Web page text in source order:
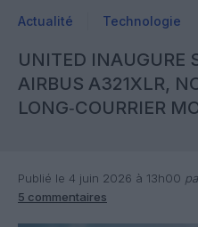
Actualité Technologie
UNITED INAUGURE
AIRBUS A321XLR,
LONG‑COURRIER
Publié le 4 juin 2026 à 13h00
5 commentaires